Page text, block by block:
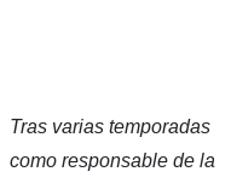
Tras varias temporadas
como responsable de la